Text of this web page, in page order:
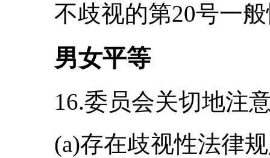
不歧视的第20号一
男女平等
16.委员会关切地注
(a)存在歧视性法律